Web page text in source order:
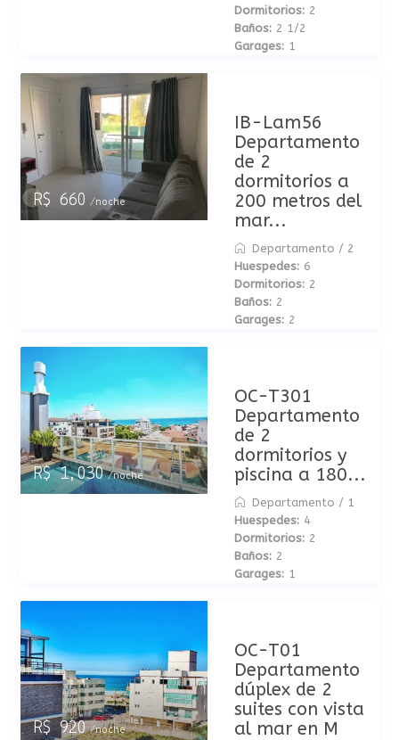
Dormitorios: 2
Baños: 2 1/2
Garages: 1
R$ 660/noche
IB-Lam56
Departamento
de 2
dormitorios a
200 metros del
mar...
Departamento / 2
Huespedes: 6
Dormitorios: 2
Baños: 2
Garages: 2
R$ 1,030/noche
OC-T301
Departamento
de 2
dormitorios y
piscina a 180...
Departamento / 1
Huespedes: 4
Dormitorios: 2
Baños: 2
Garages: 1
R$ 920/noche
OC-T01
Departamento
dúplex de 2
suites con vista
al mar en M